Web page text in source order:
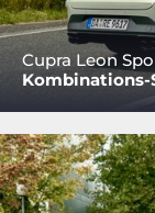
Cupra Leon